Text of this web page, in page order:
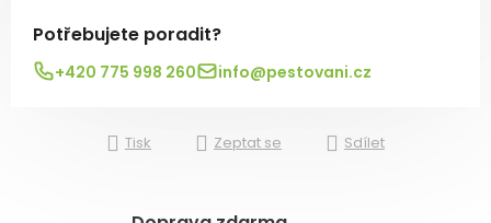
Potřebujete poradit?
+420 775 998 260 info@pestovani.cz
Tisk Zeptat se Sdílet